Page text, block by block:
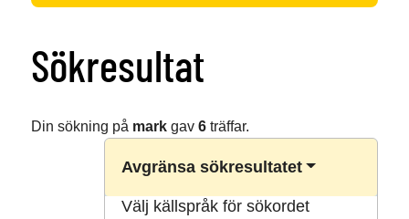
Sökresultat
Din sökning på markgav 6träffar.
Avgränsa sökresultatet
Välj källspråk för sökordet